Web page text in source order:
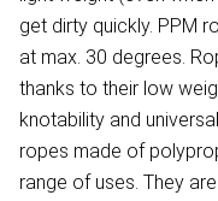
get dirty quickly. PPM
at max. 30 degrees.
thanks to their low
knotability and
ropes made of
range of uses. They